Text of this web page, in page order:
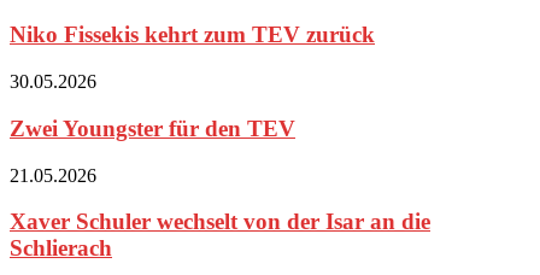
Niko Fissekis kehrt zum TEV zurück
30.05.2026
Zwei Youngster für den TEV
21.05.2026
Xaver Schuler wechselt von der Isar an die
Schlierach